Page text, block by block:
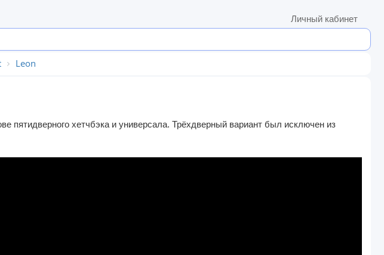
Личный кабинет
Leon
пятидверного хетчбэка и универсала. Трёхдверный вариант был исключен из